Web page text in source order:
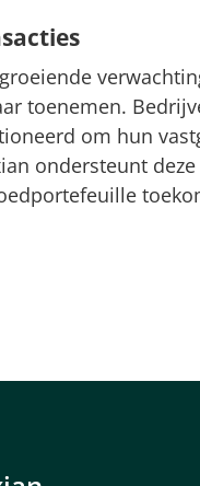
toenemen.
om hun
ondersteunt